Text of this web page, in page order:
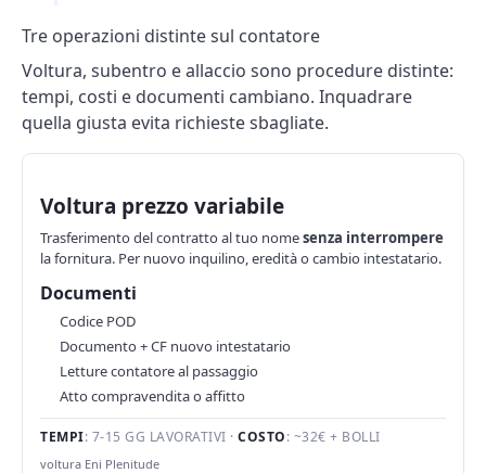
Tre operazioni distinte sul contatore
Voltura, subentro e allaccio sono procedure distinte:
tempi, costi e documenti cambiano. Inquadrare
quella giusta evita richieste sbagliate.
Voltura prezzo variabile
Trasferimento del contratto al tuo nomesenza interrompere
la fornitura. Per nuovo inquilino, eredità o cambio intestatario.
Documenti
Codice POD
Documento + CF nuovo intestatario
Letture contatore al passaggio
Atto compravendita o affitto
TEMPI: 7-15 GG LAVORATIVI · COSTO: ~32€ + BOLLI
voltura Eni Plenitude